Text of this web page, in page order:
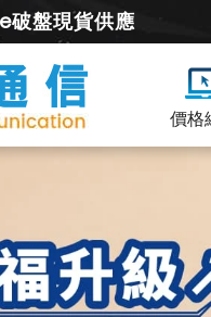
破盤現貨供應
價格